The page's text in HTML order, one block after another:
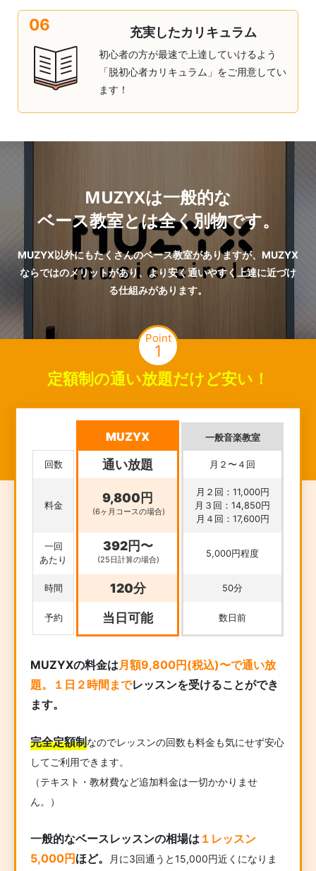
06 充実したカリキュラム
初心者の方が最速で上達していけるよう
「脱初心者カリキュラム」をご用意してい
ます！
MUZYXは一般的な
ベース教室とは全く別物です。
MUZYX以外にもたくさんのベース教室がありますが、MUZYX
ならではのメリットがあり、より安く通いやすく上達に近づけ
る仕組みがあります。
Point
1
定額制の通い放題だけど安い！
MUZYX 一般音楽教室
回数 通い放題 月２〜４回
料金
9,800円
(6ヶ月コースの場合)
月２回：11,000円
月３回：14,850円
月４回：17,600円
一回
あたり
392円〜
(25日計算の場合)
5,000円程度
時間 120分 50分
予約 当日可能 数日前
MUZYXの料金は 月額9,800円(税込)〜で通い放
題。１日２時間までレッスンを受けることができ
ます。
完全定額制なのでレッスンの回数も料金も気にせず安心
してご利用できます。
（テキスト・教材費など追加料金は一切かかりませ
ん。）
一般的なベースレッスンの相場は １レッスン
5,000円ほど。
月に3回通うと15,000円近くになりま